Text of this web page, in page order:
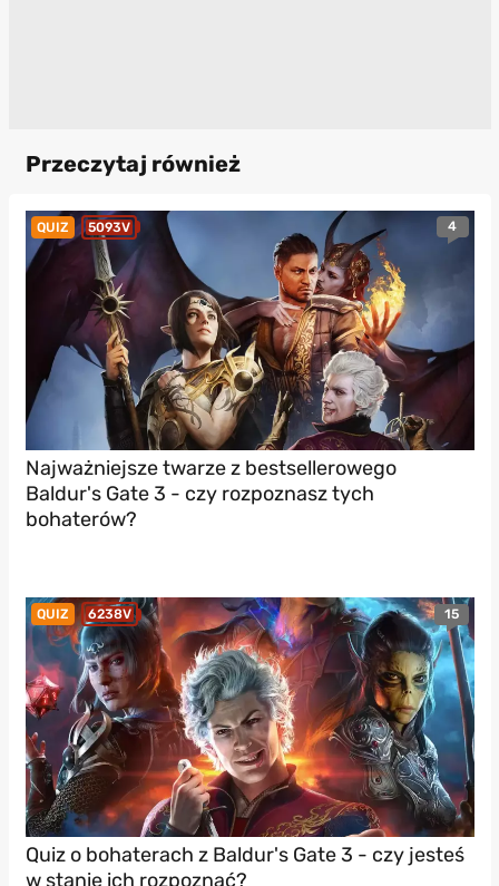
Przeczytaj również
QUIZ 5093V 4
Najważniejsze twarze z bestsellerowego
Baldur's Gate 3 - czy rozpoznasz tych
bohaterów?
QUIZ 6238V 15
Quiz o bohaterach z Baldur's Gate 3 - czy jesteś
w stanie ich rozpoznać?